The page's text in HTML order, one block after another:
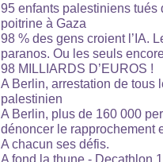
95 enfants palestiniens tués
poitrine à Gaza
98 % des gens croient l’IA.
paranos. Ou les seuls
98 MILLIARDS D’EUROS !
A Berlin, arrestation de tous
palestinien
A Berlin, plus de 160 000
dénoncer le rapprochement
A chacun ses défis.